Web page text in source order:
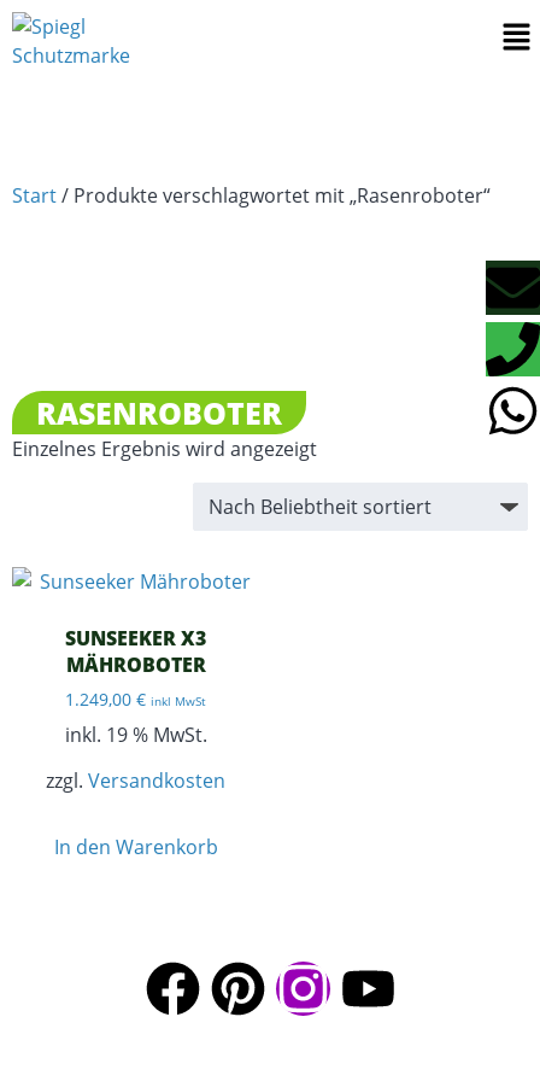
Start/ Produkte verschlagwortet mit „Rasenroboter“
RASENROBOTER
Einzelnes Ergebnis wird angezeigt
SUNSEEKER X3
MÄHROBOTER
1.249,00€ inkl MwSt
inkl. 19 % MwSt.
zzgl.Versandkosten
In den Warenkorb